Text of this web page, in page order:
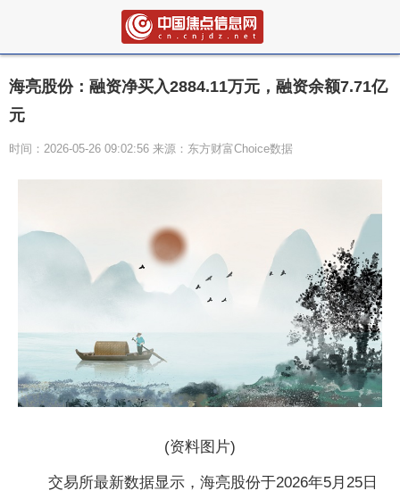
海亮股份：融资净买入2884.11万元，融资余额7.71亿
元
时间：2026-05-26 09:02:56 来源：东方财富Choice数据
(资料图片)
交易所最新数据显示，海亮股份于2026年5月25日